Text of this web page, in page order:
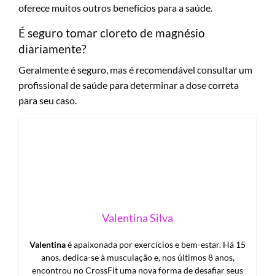
oferece muitos outros benefícios para a saúde.
É seguro tomar cloreto de magnésio
diariamente?
Geralmente é seguro, mas é recomendável consultar um
profissional de saúde para determinar a dose correta
para seu caso.
Valentina Silva
Valentinaé apaixonada por exercícios e bem-estar. Há 15
anos, dedica-se à musculação e, nos últimos 8 anos,
encontrou no CrossFit uma nova forma de desafiar seus